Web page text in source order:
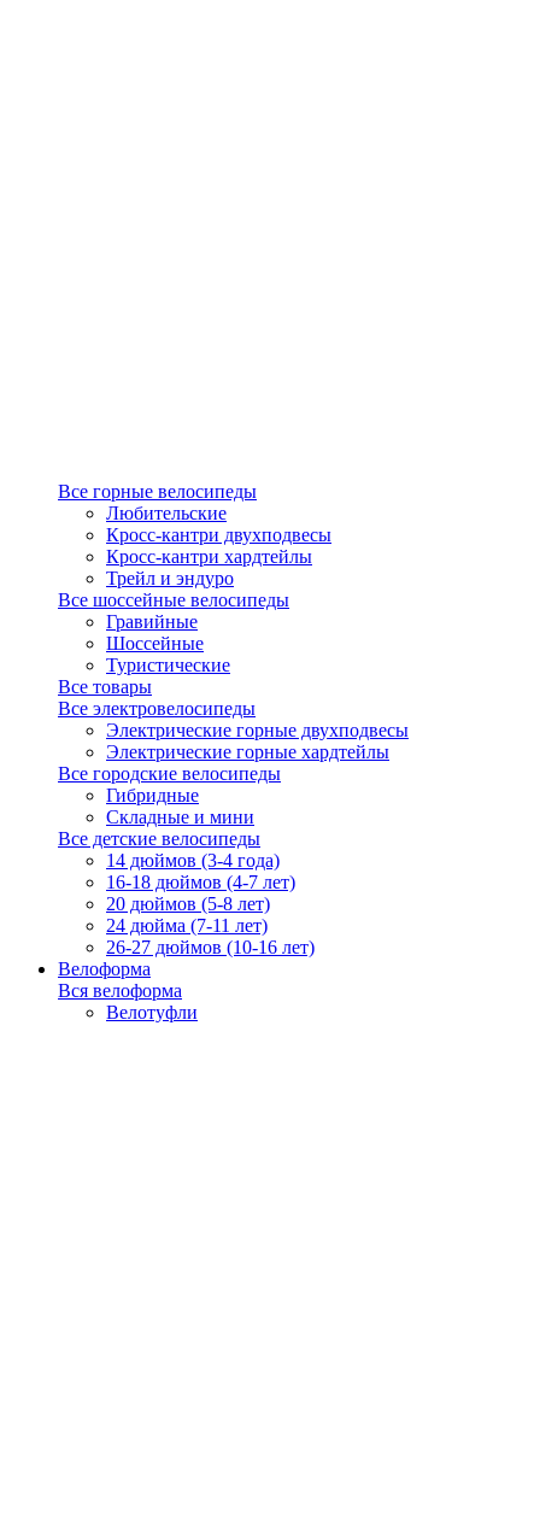
Все горные велосипеды
Любительские
Кросс-кантри двухподвесы
Кросс-кантри хардтейлы
Трейл и эндуро
Все шоссейные велосипеды
Гравийные
Шоссейные
Туристические
Все товары
Все электровелосипеды
Электрические горные двухподвесы
Электрические горные хардтейлы
Все городские велосипеды
Гибридные
Складные и мини
Все детские велосипеды
14 дюймов (3-4 года)
16-18 дюймов (4-7 лет)
20 дюймов (5-8 лет)
24 дюйма (7-11 лет)
26-27 дюймов (10-16 лет)
Велоформа
Вся велоформа
Велотуфли